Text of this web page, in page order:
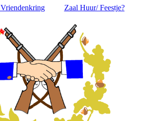
Koning(in)
Bestuur
en Media
Zaal Huur/ Feestje?